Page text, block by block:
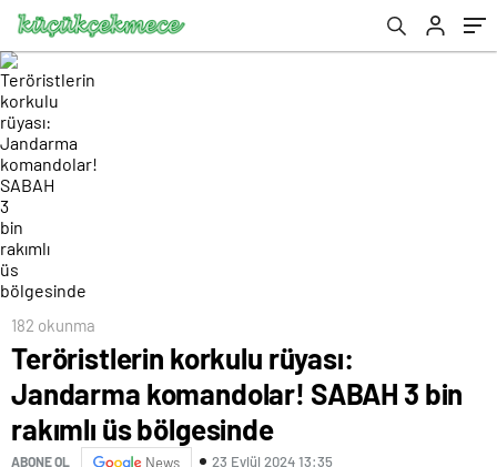
bölgesinde
182 okunma
Teröristlerin korkulu rüyası:
Jandarma komandolar! SABAH 3 bin
rakımlı üs bölgesinde
ABONE OL News 23 Eylül 2024 13:35